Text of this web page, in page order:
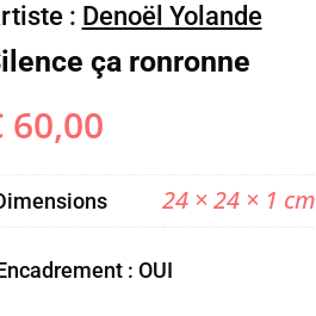
: Denoël Yolande
ça ronronne
60,00
24 × 24 × 1 cm
: OUI